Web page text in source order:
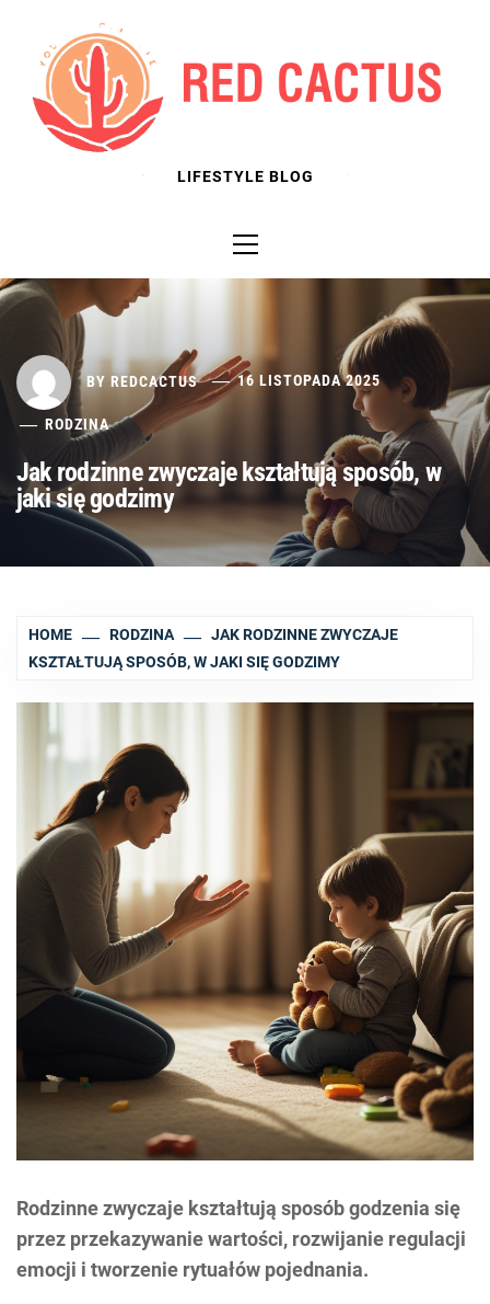
content
LIFESTYLE BLOG
Menu
BY REDCACTUS 16 LISTOPADA 2025
RODZINA
Jak rodzinne zwyczaje kształtują sposób, w
jaki się godzimy
HOME RODZINA
JAK RODZINNE ZWYCZAJE
KSZTAŁTUJĄ SPOSÓB, W JAKI SIĘ GODZIMY
Rodzinne zwyczaje kształtują sposób godzenia się
przez przekazywanie wartości, rozwijanie regulacji
emocji i tworzenie rytuałów pojednania.